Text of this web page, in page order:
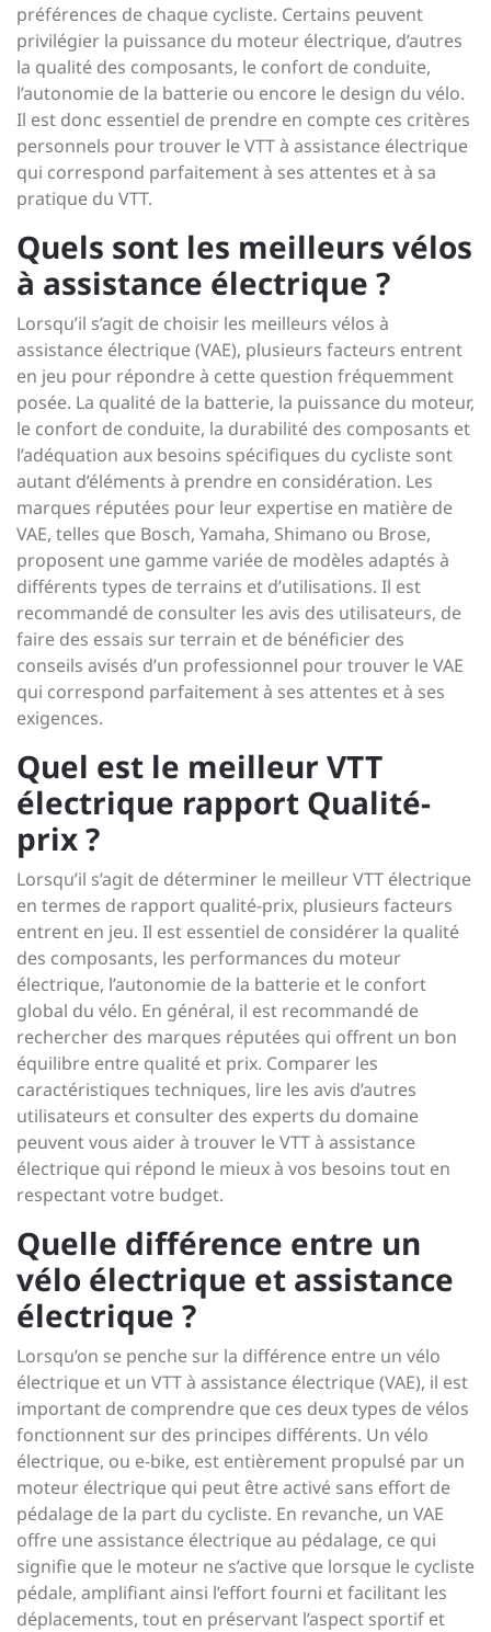
préférences de chaque cycliste. Certains peuvent
privilégier la puissance du moteur électrique, d’autres
la qualité des composants, le confort de conduite,
l’autonomie de la batterie ou encore le design du vélo.
Il est donc essentiel de prendre en compte ces critères
personnels pour trouver le VTT à assistance électrique
qui correspond parfaitement à ses attentes et à sa
pratique du VTT.
Quels sont les meilleurs vélos
à assistance électrique ?
Lorsqu’il s’agit de choisir les meilleurs vélos à
assistance électrique (VAE), plusieurs facteurs entrent
en jeu pour répondre à cette question fréquemment
posée. La qualité de la batterie, la puissance du moteur,
le confort de conduite, la durabilité des composants et
l’adéquation aux besoins spécifiques du cycliste sont
autant d’éléments à prendre en considération. Les
marques réputées pour leur expertise en matière de
VAE, telles que Bosch, Yamaha, Shimano ou Brose,
proposent une gamme variée de modèles adaptés à
différents types de terrains et d’utilisations. Il est
recommandé de consulter les avis des utilisateurs, de
faire des essais sur terrain et de bénéficier des
conseils avisés d’un professionnel pour trouver le VAE
qui correspond parfaitement à ses attentes et à ses
exigences.
Quel est le meilleur VTT
électrique rapport Qualité-
prix ?
Lorsqu’il s’agit de déterminer le meilleur VTT électrique
en termes de rapport qualité-prix, plusieurs facteurs
entrent en jeu. Il est essentiel de considérer la qualité
des composants, les performances du moteur
électrique, l’autonomie de la batterie et le confort
global du vélo. En général, il est recommandé de
rechercher des marques réputées qui offrent un bon
équilibre entre qualité et prix. Comparer les
caractéristiques techniques, lire les avis d’autres
utilisateurs et consulter des experts du domaine
peuvent vous aider à trouver le VTT à assistance
électrique qui répond le mieux à vos besoins tout en
respectant votre budget.
Quelle différence entre un
vélo électrique et assistance
électrique ?
Lorsqu’on se penche sur la différence entre un vélo
électrique et un VTT à assistance électrique (VAE), il est
important de comprendre que ces deux types de vélos
fonctionnent sur des principes différents. Un vélo
électrique, ou e-bike, est entièrement propulsé par un
moteur électrique qui peut être activé sans effort de
pédalage de la part du cycliste. En revanche, un VAE
offre une assistance électrique au pédalage, ce qui
signifie que le moteur ne s’active que lorsque le cycliste
pédale, amplifiant ainsi l’effort fourni et facilitant les
déplacements, tout en préservant l’aspect sportif et